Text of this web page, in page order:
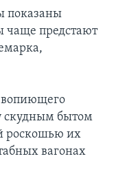
показаны
чаще предстают
вопиющего
скудным бытом
роскошью их
вагонах